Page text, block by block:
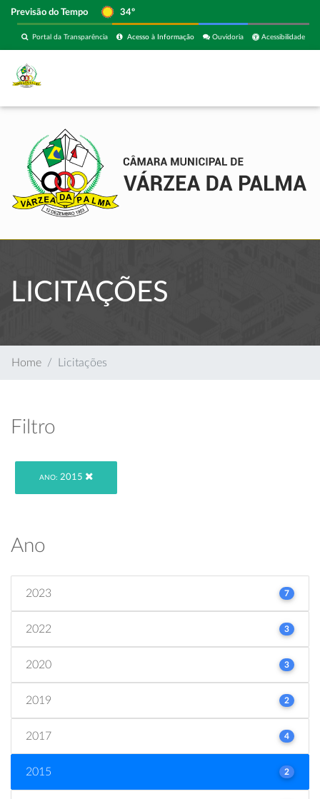
Previsão do Tempo 34º
Acessibilidade
Ouvidoria
Acesso à Informação
Portal da Transparência
LICITAÇÕES
Home Licitações
Filtro
ANO: 2015
Ano
2023 7
2022 3
2020 3
2019 2
2017 4
2015 2